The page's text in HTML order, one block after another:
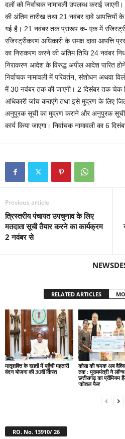
दलों को निर्वाचक नामावली उपलब्ध कराई
की अंतिम तारीख तथा 21 नवंबर दावे आपत्तियों के
गई है। 21 नवंबर तक प्रारूप क- एक में
रजिस्ट्रीकरण अधिकारी के समक्ष दावा आपत्ति
का निराकरण करने की अंतिम तिथि 24 नवंबर
निराकरण आदेश के विरुद्ध अपील आदेश पारित
निर्वाचक नामावली में परिवर्तन, संशोधन अथवा
में 30 नवंबर तक की जाएगी। 2 दिसंबर तक चेक
अधिकारी जांच कराएंगे तथा इसे मुद्रण के लिए
अनुपूरक सूची का मुद्रण कराने और अनुपूरक
कार्य किया जाएगा। निर्वाचक नामावली का 6
Previous article
त्रिस्तरीय पंचायत उपचुनाव के लिए
मतदाता सूची तैयार करने का कार्यक्रम
2 नवंबर से
RELATED ARTICLES
मातृशक्ति के खातों में पहुँची महतारी
वंदन योजना की 30वीं किस्त
कोसा की चमक अब
तक : मुख्यमंत्री ने लॉन्च
छत्तीसगढ़ का प्रीमियम
‘कोशल फैब’
RO. No. 13910/ 26